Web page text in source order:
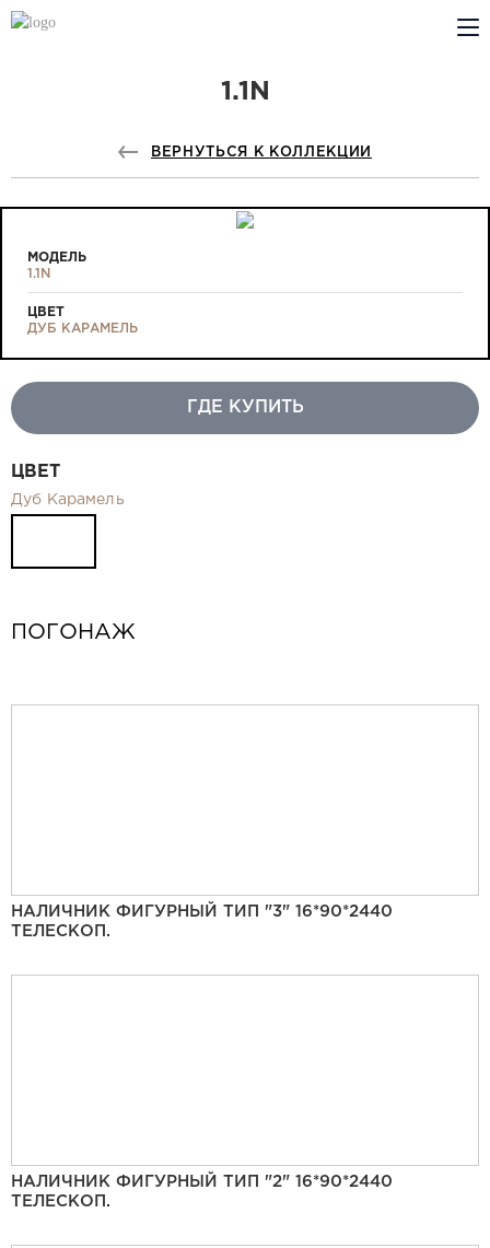
КОМПАНИЯ
PROFILDOORS
ТЕХПОДДЕРЖКА
1.1N
ВЕРНУТЬСЯ К КОЛЛЕКЦИИ
МОДЕЛЬ
1.1N
ЦВЕТ
ДУБ КАРАМЕЛЬ
ГДЕ КУПИТЬ
ЦВЕТ
Дуб Карамель
ПОГОНАЖ
НАЛИЧНИК ФИГУРНЫЙ ТИП "3" 16*90*2440
ТЕЛЕСКОП.
НАЛИЧНИК ФИГУРНЫЙ ТИП "2" 16*90*2440
ТЕЛЕСКОП.